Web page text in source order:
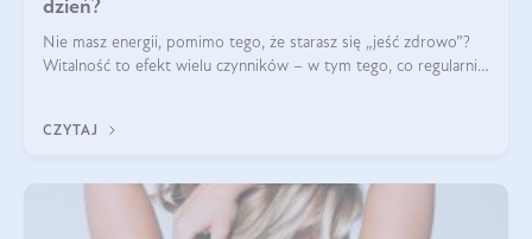
dzień?
Nie masz energii, pomimo tego, że starasz się „jeść zdrowo”?
Witalność to efekt wielu czynników – w tym tego, co regularnie
CZYTAJ